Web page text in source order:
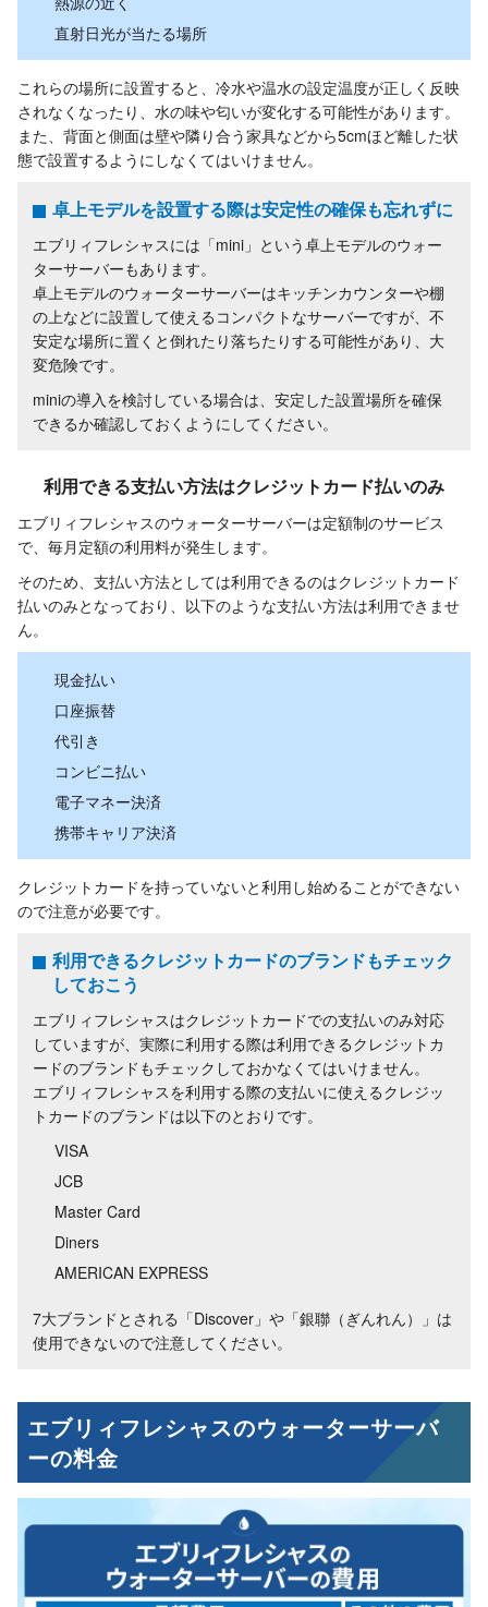
直射日光が当たる場所
これらの場所に設置すると、冷水や温水の設定温度が正しく反映
されなくなったり、水の味や匂いが変化する可能性があります。
また、背面と側面は壁や隣り合う家具などから5cmほど離した状
態で設置するようにしなくてはいけません。
卓上モデルを設置する際は安定性の確保も忘れずに
エブリィフレシャスには「mini」という卓上モデルのウォー
ターサーバーもあります。
卓上モデルのウォーターサーバーはキッチンカウンターや棚
の上などに設置して使えるコンパクトなサーバーですが、不
安定な場所に置くと倒れたり落ちたりする可能性があり、大
変危険です。
miniの導入を検討している場合は、安定した設置場所を確保
できるか確認しておくようにしてください。
利用できる支払い方法はクレジットカード払いのみ
エブリィフレシャスのウォーターサーバーは定額制のサービス
で、毎月定額の利用料が発生します。
そのため、支払い方法としては利用できるのはクレジットカード
払いのみとなっており、以下のような支払い方法は利用できませ
ん。
現金払い
口座振替
代引き
コンビニ払い
電子マネー決済
携帯キャリア決済
クレジットカードを持っていないと利用し始めることができない
ので注意が必要です。
利用できるクレジットカードのブランドもチェック
しておこう
エブリィフレシャスはクレジットカードでの支払いのみ対応
していますが、実際に利用する際は利用できるクレジットカ
ードのブランドもチェックしておかなくてはいけません。
エブリィフレシャスを利用する際の支払いに使えるクレジッ
トカードのブランドは以下のとおりです。
VISA
JCB
Master Card
Diners
AMERICAN EXPRESS
7大ブランドとされる「Discover」や「銀聯（ぎんれん）」は
使用できないので注意してください。
エブリィフレシャスのウォーターサーバ
ーの料金